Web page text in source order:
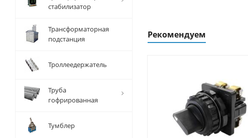
Рекомендуем
стабилизатор
Трансформаторная
подстанция
Троллеедержатель
Труба
гофрированная
Тумблер